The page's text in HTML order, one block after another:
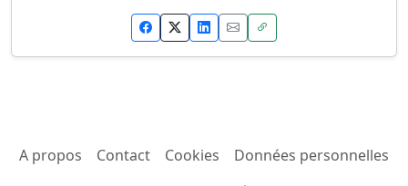
A propos Contact Cookies
Données personnelles